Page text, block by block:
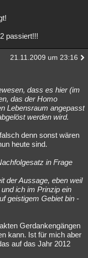
passiert!!!
21.11.2009 um 23:16
dass es hier (im
das der Homo
Lebensraum angepasst
werden wird.
denn sonst wären
heute sind.
in Frage
der Aussage, eben weil
ich im Prinzip ein
geistigem Gebiet bin -
Gerdankengängen
kann. Ist für mich aber
auf das Jahr 2012